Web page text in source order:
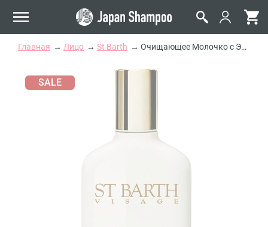
Главная Лицо St Barth Очищающее Молочко с Экстрактом Лепестков Франжипани Ligne St Barth Cleansing Milk With Frangipani Flowers
SALE